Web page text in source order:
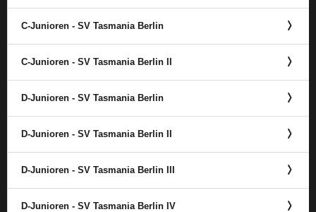
C-Junioren - SV Tasmania Berlin
C-Junioren - SV Tasmania Berlin II
D-Junioren - SV Tasmania Berlin
D-Junioren - SV Tasmania Berlin II
D-Junioren - SV Tasmania Berlin III
D-Junioren - SV Tasmania Berlin IV